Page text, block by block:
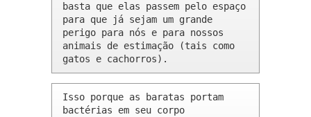
basta que elas passem pelo espaço
para que já sejam um grande
perigo para nós e para nossos
animais de estimação (tais como
gatos e cachorros).
Isso porque as baratas portam
bactérias em seu corpo